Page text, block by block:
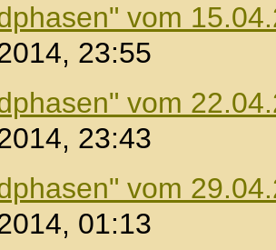
vom
23:55
vom
23:43
vom
01:13